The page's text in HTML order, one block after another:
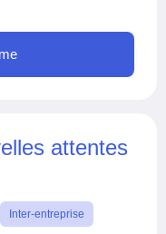
attentes
Inter-entreprise